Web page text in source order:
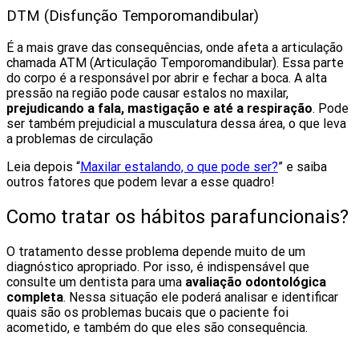
DTM (Disfunção Temporomandibular)
É a mais grave das consequências, onde afeta a articulação
chamada ATM (Articulação Temporomandibular). Essa parte
do corpo é a responsável por abrir e fechar a boca. A alta
pressão na região pode causar estalos no maxilar,
prejudicando a fala, mastigação e até a respiração. Pode
ser também prejudicial a musculatura dessa área, o que leva
a problemas de circulação
Leia depois “Maxilar estalando, o que pode ser?” e saiba
outros fatores que podem levar a esse quadro!
Como tratar os hábitos parafuncionais?
O tratamento desse problema depende muito de um
diagnóstico apropriado. Por isso, é indispensável que
consulte um dentista para uma avaliação odontológica
completa. Nessa situação ele poderá analisar e identificar
quais são os problemas bucais que o paciente foi
acometido, e também do que eles são consequência.